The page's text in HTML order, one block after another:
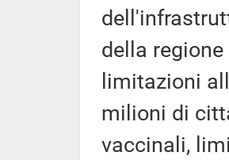
della
limitazioni
milioni di
vaccinali,